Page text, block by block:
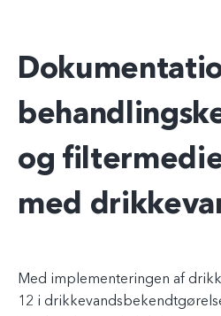
og
med
Med implementeringen af
12 i